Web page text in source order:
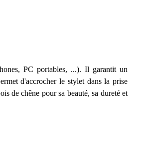
PC portables, ...). Il garantit un
d'accrocher le stylet dans la prise
de chêne pour sa beauté, sa dureté et